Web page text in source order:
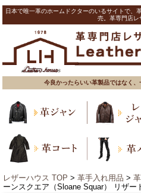
日本で唯一革のホームドクターのいるサイトで、
売。革専門店レ
今良かったらいい革製品ではなく
レザーハウス TOP > 革手入れ用品 >
ーンスクエア（Sloane Squar） リザー